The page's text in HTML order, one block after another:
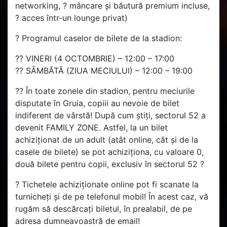
networking, ?️ mâncare și băutură premium incluse,
?️ acces într-un lounge privat)
? Programul caselor de bilete de la stadion:
?? VINERI (4 OCTOMBRIE) – 12:00 – 17:00
?? SÂMBĂTĂ (ZIUA MECIULUI) – 12:00 – 19:00
?? În toate zonele din stadion, pentru meciurile
disputate în Gruia, copiii au nevoie de bilet
indiferent de vârstă! După cum știți, sectorul 52 a
devenit FAMILY ZONE. Astfel, la un bilet
achiziționat de un adult (atât online, cât și de la
casele de bilete) se pot achiziționa, cu valoare 0,
două bilete pentru copii, exclusiv în sectorul 52 ?️
? Tichetele achiziționate online pot fi scanate la
turnicheți și de pe telefonul mobil! În acest caz, vă
rugăm să descărcați biletul, în prealabil, de pe
adresa dumneavoastră de email!